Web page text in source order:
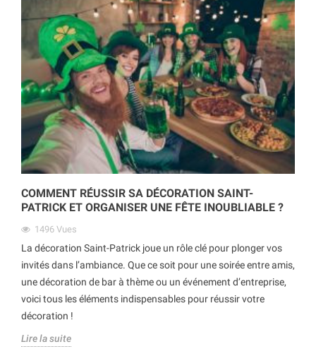
COMMENT RÉUSSIR SA DÉCORATION SAINT-
PATRICK ET ORGANISER UNE FÊTE INOUBLIABLE ?
1496 Vues
La décoration Saint-Patrick joue un rôle clé pour plonger vos
invités dans l’ambiance. Que ce soit pour une soirée entre amis,
une décoration de bar à thème ou un événement d’entreprise,
voici tous les éléments indispensables pour réussir votre
décoration !
Lire la suite